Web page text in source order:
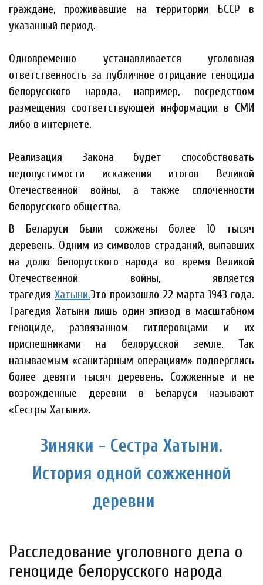
граждане, проживавшие на территории БССР в
указанный период.
Одновременно устанавливается уголовная
ответственность за публичное отрицание геноцида
белорусского народа, например, посредством
размещения соответствующей информации в СМИ
либо в интернете.
Реализация Закона будет способствовать
недопустимости искажения итогов Великой
Отечественной войны, а также сплоченности
белорусского общества.
В Беларуси были сожжены более 10 тысяч
деревень. Одним из символов страданий, выпавших
на долю белорусского народа во время Великой
Отечественной войны, является
трагедия Хатыни.Это произошло 22 марта 1943 года.
Трагедия Хатыни лишь один эпизод в масштабном
геноциде, развязанном гитлеровцами и их
приспешниками на белорусской земле. Так
называемым «санитарным операциям» подверглись
более девяти тысяч деревень. Сожженные и не
возрожденные деревни в Беларуси называют
«Сестры Хатыни».
Зиняки - Сестра Хатыни.
История одной сожженной
деревни
Расследование уголовного дела о
геноциде белорусского народа